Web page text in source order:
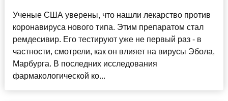
Ученые США уверены, что нашли лекарство против
коронавируса нового типа. Этим препаратом стал
ремдесивир. Его тестируют уже не первый раз - в
частности, смотрели, как он влияет на вирусы Эбола,
Марбурга. В последних исследования
фармакологической ко...